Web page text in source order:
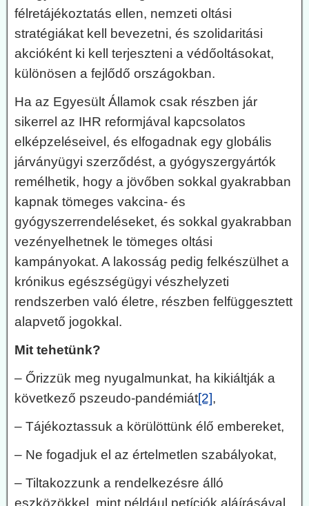
félretájékoztatás ellen, nemzeti oltási
stratégiákat kell bevezetni, és szolidaritási
akcióként ki kell terjeszteni a védőoltásokat,
különösen a fejlődő országokban.
Ha az Egyesült Államok csak részben jár
sikerrel az IHR reformjával kapcsolatos
elképzeléseivel, és elfogadnak egy globális
járványügyi szerződést, a gyógyszergyártók
remélhetik, hogy a jövőben sokkal gyakrabban
kapnak tömeges vakcina- és
gyógyszerrendeléseket, és sokkal gyakrabban
vezényelhetnek le tömeges oltási
kampányokat. A lakosság pedig felkészülhet a
krónikus egészségügyi vészhelyzeti
rendszerben való életre, részben felfüggesztett
alapvető jogokkal.
Mit tehetünk?
– Őrizzük meg nyugalmunkat, ha kikiáltják a
következő pszeudo-pandémiát[2],
– Tájékoztassuk a körülöttünk élő embereket,
– Ne fogadjuk el az értelmetlen szabályokat,
– Tiltakozzunk a rendelkezésre álló
eszközökkel, mint például petíciók aláírásával